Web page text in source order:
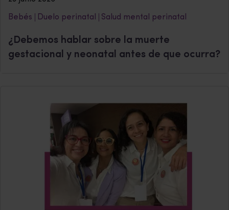
Bebés Duelo perinatal Salud mental perinatal
¿Debemos hablar sobre la muerte
gestacional y neonatal antes de que ocurra?